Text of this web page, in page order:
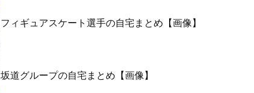
フィギュアスケート選手の自宅まとめ【画像】
坂道グループの自宅まとめ【画像】